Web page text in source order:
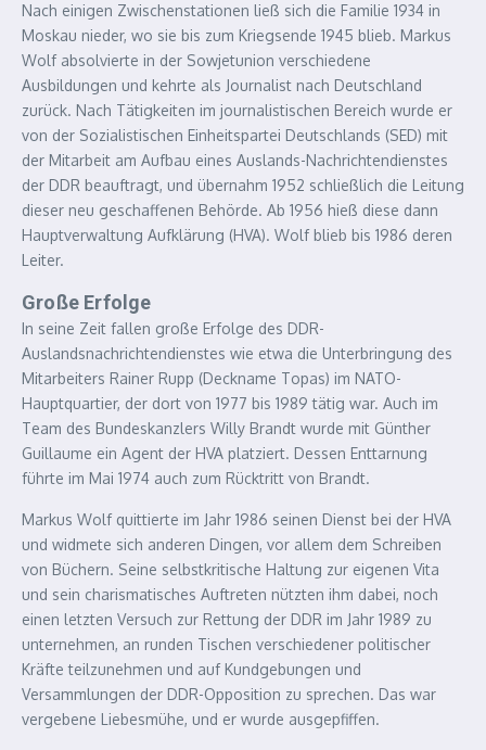
Nach einigen Zwischenstationen ließ sich die Familie 1934 in
Moskau nieder, wo sie bis zum Kriegsende 1945 blieb. Markus
Wolf absolvierte in der Sowjetunion verschiedene
Ausbildungen und kehrte als Journalist nach Deutschland
zurück. Nach Tätigkeiten im journalistischen Bereich wurde er
von der Sozialistischen Einheitspartei Deutschlands (SED) mit
der Mitarbeit am Aufbau eines Auslands-Nachrichtendienstes
der DDR beauftragt, und übernahm 1952 schließlich die Leitung
dieser neu geschaffenen Behörde. Ab 1956 hieß diese dann
Hauptverwaltung Aufklärung (HVA). Wolf blieb bis 1986 deren
Leiter.
Große Erfolge
In seine Zeit fallen große Erfolge des DDR-
Auslandsnachrichtendienstes wie etwa die Unterbringung des
Mitarbeiters Rainer Rupp (Deckname Topas) im NATO-
Hauptquartier, der dort von 1977 bis 1989 tätig war. Auch im
Team des Bundeskanzlers Willy Brandt wurde mit Günther
Guillaume ein Agent der HVA platziert. Dessen Enttarnung
führte im Mai 1974 auch zum Rücktritt von Brandt.
Markus Wolf quittierte im Jahr 1986 seinen Dienst bei der HVA
und widmete sich anderen Dingen, vor allem dem Schreiben
von Büchern. Seine selbstkritische Haltung zur eigenen Vita
und sein charismatisches Auftreten nützten ihm dabei, noch
einen letzten Versuch zur Rettung der DDR im Jahr 1989 zu
unternehmen, an runden Tischen verschiedener politischer
Kräfte teilzunehmen und auf Kundgebungen und
Versammlungen der DDR-Opposition zu sprechen. Das war
vergebene Liebesmühe, und er wurde ausgepfiffen.